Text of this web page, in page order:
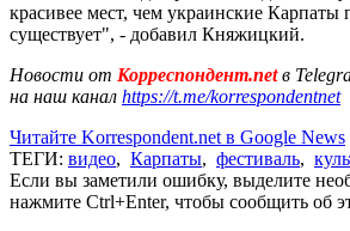
красивее мест, чем украинские Карпаты
существует", - добавил Княжицкий.
Новости от Корреспондент.netв
на наш канал https://t.me/korrespondentnet
Читайте Korrespondent.net в Google News
ТЕГИ: видео, Карпаты, фестиваль,
Если вы заметили ошибку, выделите
нажмите Ctrl+Enter, чтобы сообщить об